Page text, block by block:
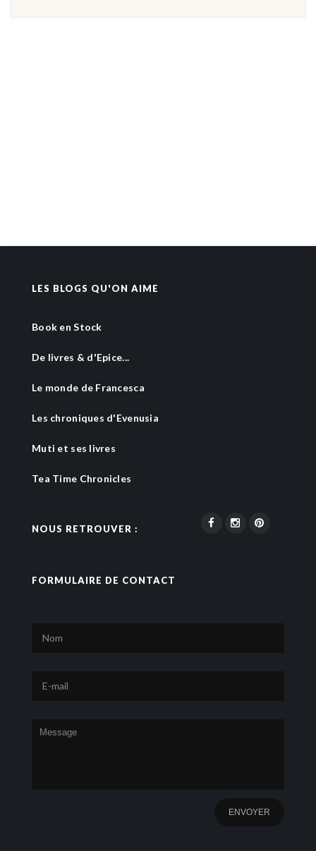
LES BLOGS QU'ON AIME
Book en Stock
De livres & d'Epice...
Le monde de Francesca
Les chroniques d'Evenusia
Muti et ses livres
Tea Time Chronicles
NOUS RETROUVER :
FORMULAIRE DE CONTACT